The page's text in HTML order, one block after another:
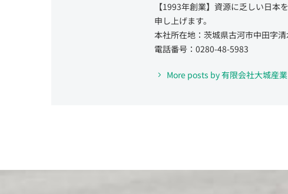
【1993年創業】資源に乏しい日
申し上げます。
本社所在地：茨城県古河市中田字
電話番号：0280-48-5983
More posts by 有限会社大城産業